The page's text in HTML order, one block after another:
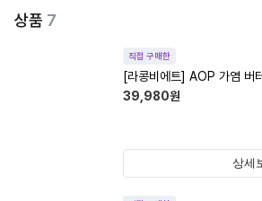
상품 7
직접 구매한
[라콩비에트] AOP 가염 버
39,980원
상세